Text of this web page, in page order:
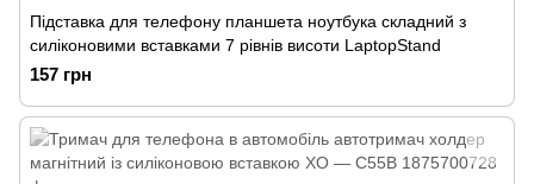
Підставка для телефону планшета ноутбука складний з
силіконовими вставками 7 рівнів висоти LaptopStand
157 грн